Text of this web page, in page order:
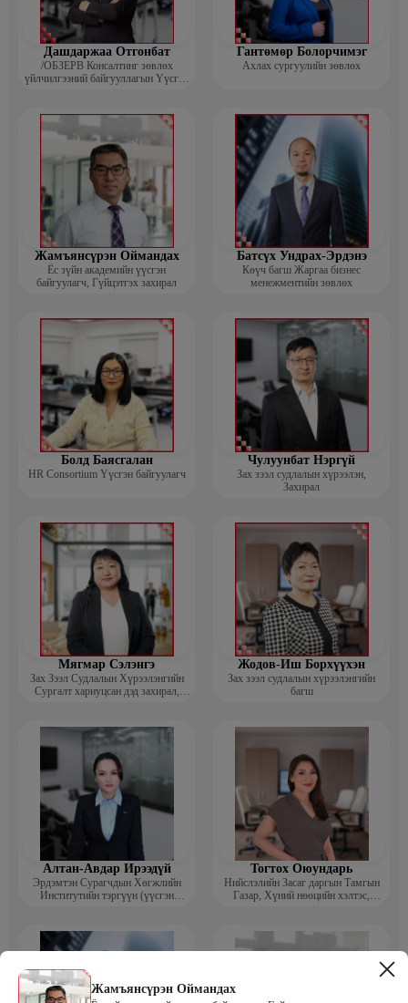
Жамъянсүрэн Оймандах
Дашдаржаа Отгонбат
/ОБЗЕРВ Консалтинг зөвлөх
үйлчилгээний байгууллагын Үүсгэн
Гантөмөр Болорчимэг
Ахлах сургуулийн зөвлөх
Жамъянсүрэн Оймандах
Ёс зүйн академийн үүсгэн
байгуулагч, Гүйцэтгэх захирал
Батсүх Ундрах-Эрдэнэ
Көүч багш Жаргаа бизнес
менежментийн зөвлөх
Болд Баясгалан
HR Consortium Үүсгэн байгуулагч
Чулуунбат Нэргүй
Зах зээл судлалын хүрээлэн,
Захирал
Мягмар Сэлэнгэ
Зах Зээл Судлалын Хүрээлэнгийн
Сургалт хариуцсан дэд захирал,
Жодов-Иш Борхүүхэн
Зах зээл судлалын хүрээлэнгийн
багш
Алтан-Авдар Ирээдүй
Эрдэмтэн Сурагчдын Хөгжлийн
Институтийн тэргүүн (үүсгэн
Тогтох Оюундарь
Нийслэлийн Засаг даргын Тамгын
Газар, Хүний нөөцийн хэлтэс,